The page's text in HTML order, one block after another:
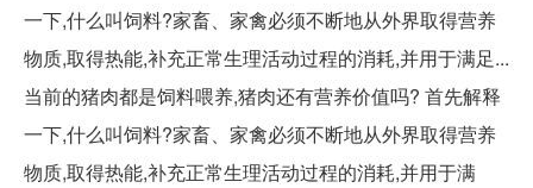
一下,什么叫饲料?家畜、家禽必须不断地从外界取得营养
物质,取得热能,补充正常生理活动过程的消耗,并用于满足...
当前的猪肉都是饲料喂养,猪肉还有营养价值吗? 首先解释
一下,什么叫饲料?家畜、家禽必须不断地从外界取得营养
物质,取得热能,补充正常生理活动过程的消耗,并用于满